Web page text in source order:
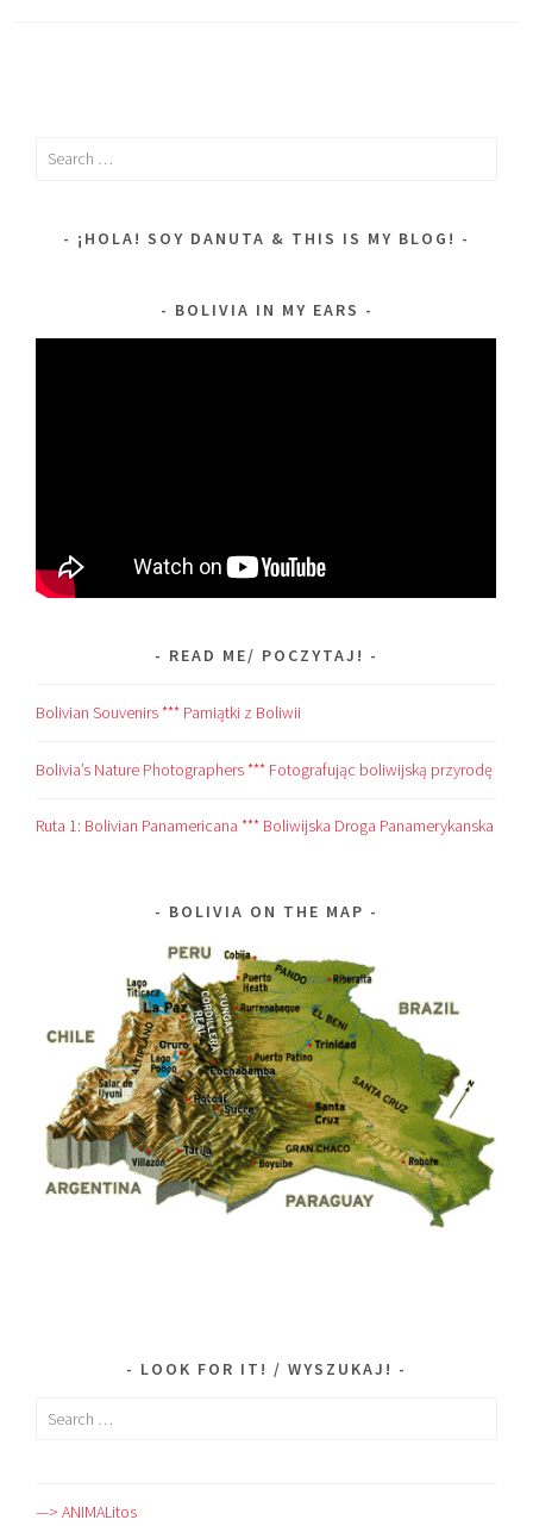
Search
¡HOLA! SOY DANUTA & THIS IS MY BLOG!
BOLIVIA IN MY EARS
READ ME/ POCZYTAJ!
Bolivian Souvenirs *** Pamiątki z Boliwii
Bolivia’s Nature Photographers *** Fotografując boliwijską przyrodę
Ruta 1: Bolivian Panamericana *** Boliwijska Droga Panamerykanska
BOLIVIA ON THE MAP
LOOK FOR IT! / WYSZUKAJ!
Search
—> ANIMALitos